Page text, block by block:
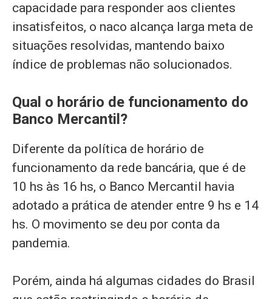
capacidade para responder aos clientes
insatisfeitos, o naco alcança larga meta de
situações resolvidas, mantendo baixo
índice de problemas não solucionados.
Qual o horário de funcionamento do
Banco Mercantil?
Diferente da política de horário de
funcionamento da rede bancária, que é de
10 hs às 16 hs, o Banco Mercantil havia
adotado a prática de atender entre 9 hs e 14
hs. O movimento se deu por conta da
pandemia.
Porém, ainda há algumas cidades do Brasil